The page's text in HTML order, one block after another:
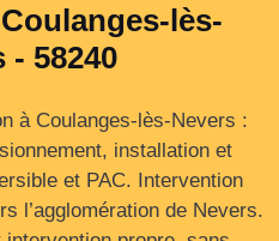
lès-
- 58240
à Coulanges-lès-Nevers :
installation et
et PAC. Intervention
l’agglomération de Nevers.